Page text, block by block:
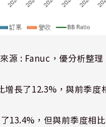
源 : Fanuc，優分析整理
長了12.3%，與前季度
13.4%，但與前季度相